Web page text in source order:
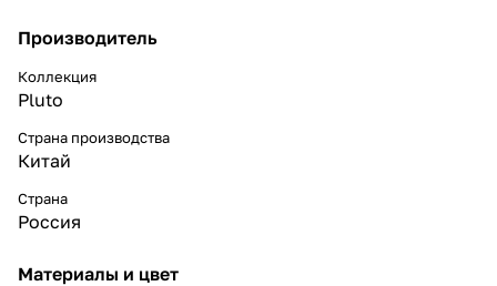
Производитель
Коллекция
Pluto
Страна производства
Китай
Страна
Россия
Материалы и цвет